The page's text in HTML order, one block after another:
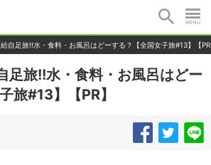
自足旅!!水・食料・お風呂はどーする？【全国女子旅#13】【
足旅!!水・食料・お風呂はどー
旅#13】【PR】